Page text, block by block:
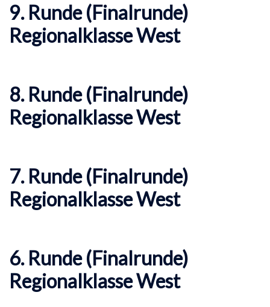
9. Runde (Finalrunde)
Regionalklasse West
8. Runde (Finalrunde)
Regionalklasse West
7. Runde (Finalrunde)
Regionalklasse West
6. Runde (Finalrunde)
Regionalklasse West